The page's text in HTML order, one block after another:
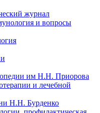
журнал
и вопросы
им Н.Н. Приорова
и лечебной
Н.Н. Бурденко